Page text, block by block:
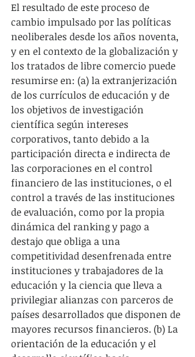
El resultado de este proceso de
cambio impulsado por las políticas
neoliberales desde los años noventa,
y en el contexto de la globalización y
los tratados de libre comercio puede
resumirse en: (a) la extranjerización
de los currículos de educación y de
los objetivos de investigación
científica según intereses
corporativos, tanto debido a la
participación directa e indirecta de
las corporaciones en el control
financiero de las instituciones, o el
control a través de las instituciones
de evaluación, como por la propia
dinámica del ranking y pago a
destajo que obliga a una
competitividad desenfrenada entre
instituciones y trabajadores de la
educación y la ciencia que lleva a
privilegiar alianzas con parceros de
países desarrollados que disponen de
mayores recursos financieros. (b) La
orientación de la educación y el